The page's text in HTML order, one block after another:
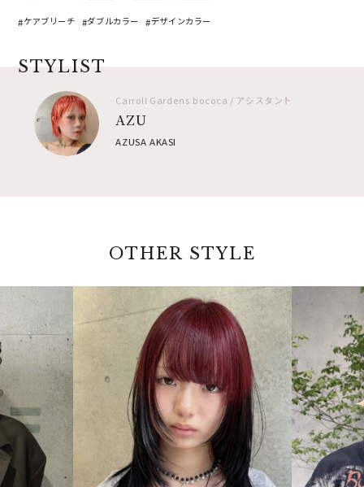
ケアブリーチ ダブルカラー デザインカラー
STYLIST
Carroll Gardens bococa / アシスタント
AZU
AZUSA AKASI
OTHER STYLE